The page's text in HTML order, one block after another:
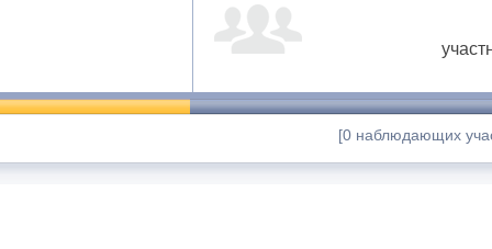
[0 наблюдающих